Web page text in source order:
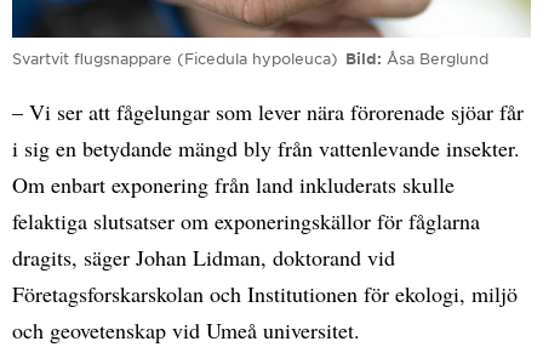
Svartvit flugsnappare (Ficedula hypoleuca) Bild Åsa Berglund
– Vi ser att fågelungar som lever nära förorenade sjöar får
i sig en betydande mängd bly från vattenlevande insekter.
Om enbart exponering från land inkluderats skulle
felaktiga slutsatser om exponeringskällor för fåglarna
dragits, säger Johan Lidman, doktorand vid
Företagsforskarskolan och Institutionen för ekologi, miljö
och geovetenskap vid Umeå universitet.